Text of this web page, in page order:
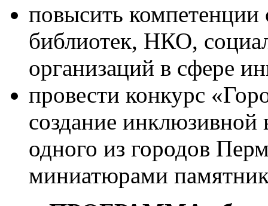
повысить компетенции
библиотек, НКО,
организаций в сфере
провести конкурс
создание инклюзивной
одного из городов
миниатюрами